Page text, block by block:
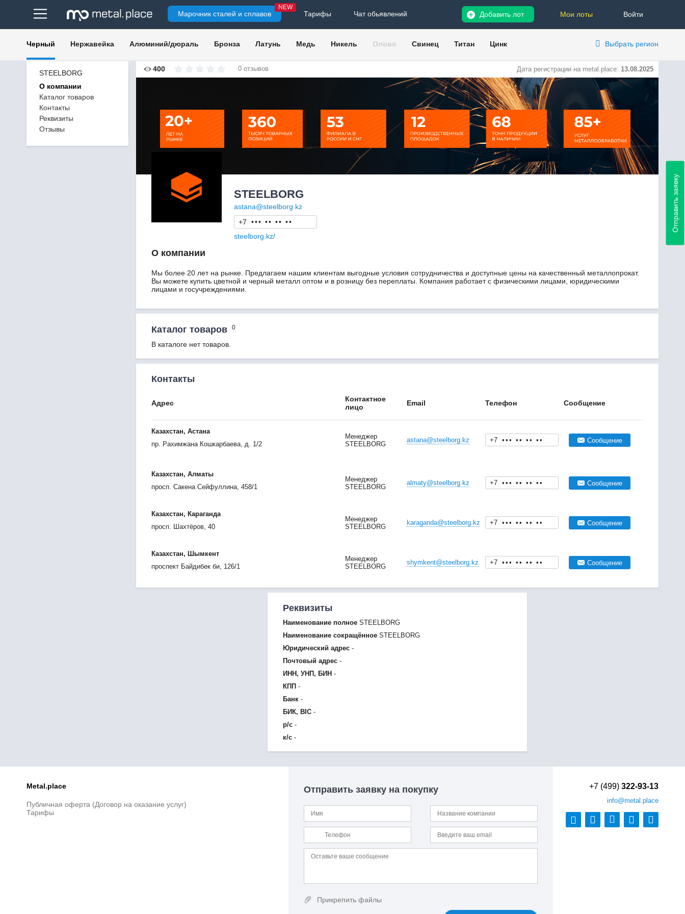
Марочник сталей и сплавов
NEW
Тарифы Чат обьявлений Войти
Мои лоты
Добавить лот
Черный Нержавейка Алюминий/дюраль Бронза Латунь Медь Никель Олово Свинец Титан Цинк Выбрать регион
STEELBORG
О компании
Каталог товаров
Контакты
Реквизиты
Отзывы
400 0 отзывов Дата регистрации на metal.place: 13.08.2025
STEELBORG
astana@steelborg.kz
+7
••• •• •• ••
steelborg.kz/
О компании
Мы более 20 лет на рынке. Предлагаем нашим клиентам выгодные условия сотрудничества и доступные цены на качественный металлопрокат.
Вы можете купить цветной и черный металл оптом и в розницу без переплаты. Компания работает с физическими лицами, юридическими
лицами и госучреждениями.
Каталог товаров 0
В каталоге нет товаров.
Контакты
Адрес
Контактное
лицо
Email Телефон Сообщение
Казахстан, Астана
пр. Рахимжана Кошкарбаева, д. 1/2
Менеджер
STEELBORG
astana@steelborg.kz +7 • • • • • • • • • Сообщение
Казахстан, Алматы
просп. Сакена Сейфуллина, 458/1
Менеджер
STEELBORG
almaty@steelborg.kz +7 • • • • • • • • • Сообщение
Казахстан, Караганда
просп. Шахтёров, 40
Менеджер
STEELBORG
karaganda@steelborg.kz +7 • • • • • • • • • Сообщение
Казахстан, Шымкент
проспект Байдибек би, 126/1
Менеджер
STEELBORG
shymkent@steelborg.kz +7 • • • • • • • • • Сообщение
Реквизиты
Наименование полное STEELBORG
Наименование сокращённое STEELBORG
Юридический адрес -
Почтовый адрес -
ИНН, УНП, БИН -
КПП -
Банк -
БИК, BIC -
р/с -
к/с -
Metal.place
Публичная оферта (Договор на оказание услуг)
Тарифы
Отправить заявку на покупку
Прикрепить файлы
Отправить заявку
+7 (499) 322-93-13
info@metal.place